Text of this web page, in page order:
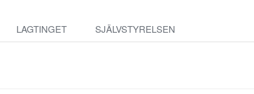
LAGTINGET SJÄLVSTYRELSEN